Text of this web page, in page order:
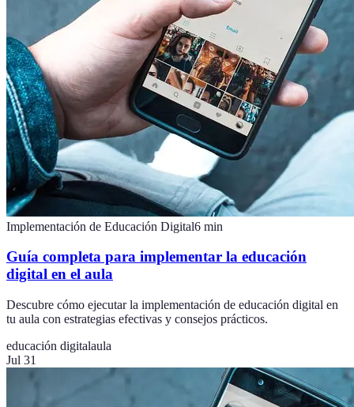
Implementación de Educación Digital6 min
Guía completa para implementar la educación
digital en el aula
Descubre cómo ejecutar la implementación de educación digital en
tu aula con estrategias efectivas y consejos prácticos.
educación digitalaula
Jul 31